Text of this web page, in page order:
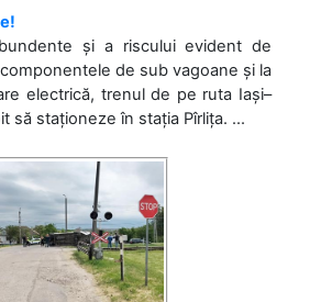
și a riscului evident de
de sub vagoane și la
electrică, trenul de pe ruta Iași–
să staționeze în stația Pîrlița. ...